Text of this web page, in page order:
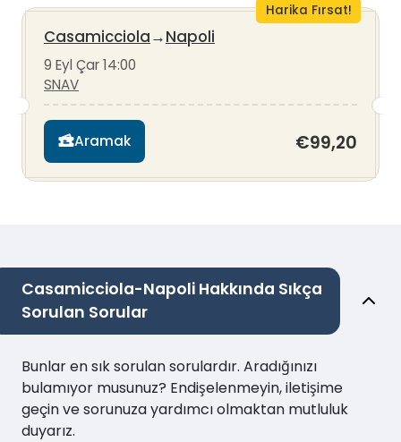
Harika Fırsat!
Casamicciola→Napoli
9 Eyl Çar 14:00
SNAV
Aramak €99,20
Casamicciola-Napoli Hakkında Sıkça
Sorulan Sorular
Bunlar en sık sorulan sorulardır. Aradığınızı
bulamıyor musunuz? Endişelenmeyin, iletişime
geçin ve sorunuza yardımcı olmaktan mutluluk
duyarız.